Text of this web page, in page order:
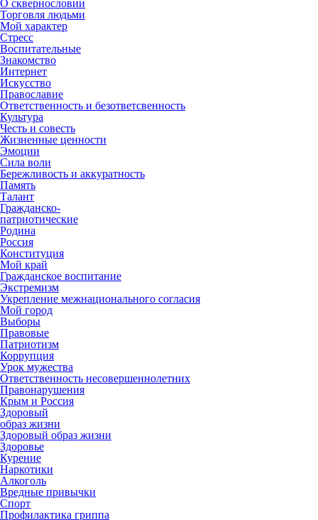
О сквернословии
Торговля людьми
Мой характер
Стресс
Воспитательные
Знакомство
Интернет
Искусство
Православие
Ответственность и безответсвенность
Культура
Честь и совесть
Жизненные ценности
Эмоции
Сила воли
Бережливость и аккуратность
Память
Талант
Гражданско-
патриотические
Родина
Россия
Конституция
Мой край
Гражданское воспитание
Экстремизм
Укрепление межнационального согласия
Мой город
Выборы
Правовые
Патриотизм
Коррупция
Урок мужества
Ответственность несовершеннолетних
Правонарушения
Крым и Россия
Здоровый
образ жизни
Здоровый образ жизни
Здоровье
Курение
Наркотики
Алкоголь
Вредные привычки
Спорт
Профилактика гриппа